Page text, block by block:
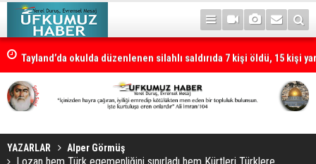
Tayland’da okulda düzenlenen silahlı saldırıda 7 kişi öldü, 15 kişi
YAZARLAR Alper Görmüş